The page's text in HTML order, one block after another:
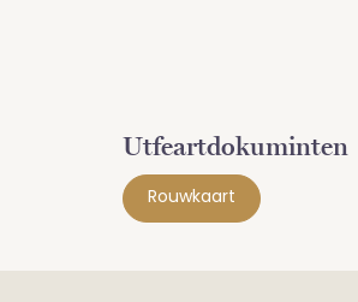
Utfeartdokuminten
Rouwkaart